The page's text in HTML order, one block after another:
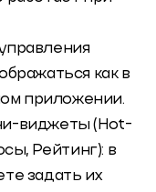
как в
приложении.
виджеты (Hot-
Рейтинг): в
задать их